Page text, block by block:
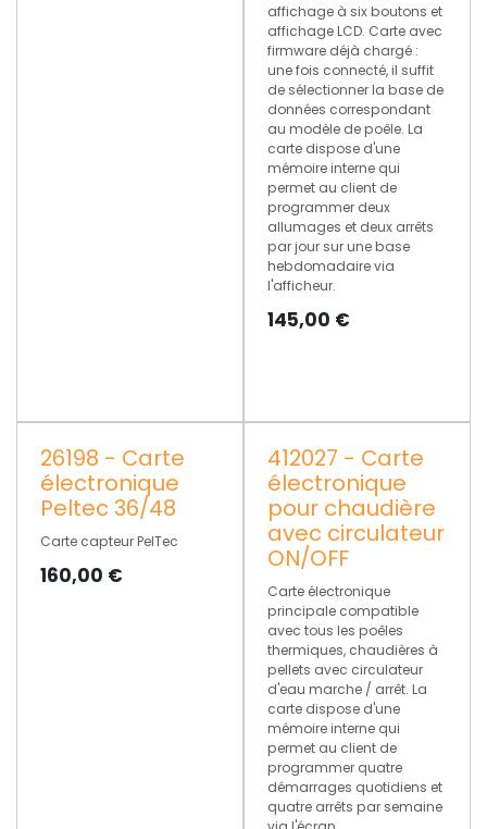
affichage à six boutons et
affichage LCD. Carte avec
firmware déjà chargé :
une fois connecté, il suffit
de sélectionner la base de
données correspondant
au modèle de poêle. La
carte dispose d'une
mémoire interne qui
permet au client de
programmer deux
allumages et deux arrêts
par jour sur une base
hebdomadaire via
l'afficheur.
145,00 €
26198 - Carte
électronique
Peltec 36/48
Carte capteur PelTec
160,00 €
412027 - Carte
électronique
pour chaudière
avec circulateur
ON/OFF
Carte électronique
principale compatible
avec tous les poêles
thermiques, chaudières à
pellets avec circulateur
d'eau marche / arrêt. La
carte dispose d'une
mémoire interne qui
permet au client de
programmer quatre
démarrages quotidiens et
quatre arrêts par semaine